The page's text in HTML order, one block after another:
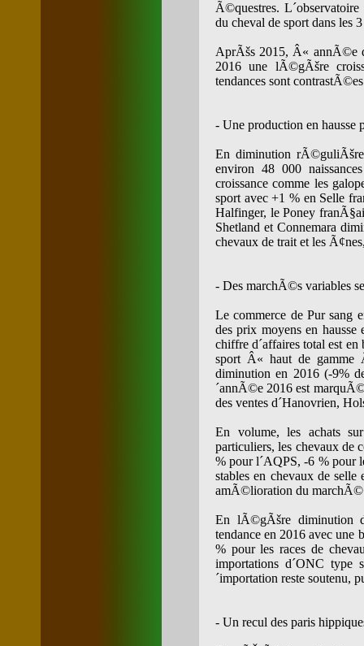
Ã©questres.
du cheval de sport dans les
AprÃšs 2015, Â« annÃ©e
2016 une lÃ©gÃšre
tendances sont
- Une production en hausse
En diminution rÃ©guliÃšre
environ 48 000
croissance comme les
sport avec +1 % en Selle
Halfinger, le Poney
Shetland et Connemara
chevaux de trait et les
- Des marchÃ©s variables
Le commerce de Pur sang
des prix moyens en
chiffre d´affaires total est
sport Â« haut de gamme
diminution en 2016 (-9%
´annÃ©e 2016 est
des ventes d´Hanovrien,
En volume, les achats
particuliers, les chevaux de
% pour l´AQPS, -6 % pour
stables en chevaux de
amÃ©lioration du
En lÃ©gÃšre diminution
tendance en 2016 avec une
% pour les races de
importations d´ONC type
´importation reste soutenu,
- Un recul des paris